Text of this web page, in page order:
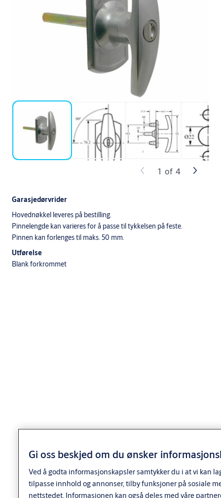
Garasjedørvrider
Hovednøkkel leveres på bestilling.
Pinnelengde kan varieres for å passe til tykkelsen på feste.
Pinnen kan forlenges til maks. 50 mm.
Utførelse
Blank forkrommet
1 of 4
Generell tekst
Gi oss beskjed om du ønsker
Ved å godta informasjonskapsler samtykker du i at vi kan
tilpasse innhold og annonser, tilby funksjoner på sosiale
nettstedet. Informasjonen kan også deles med våre